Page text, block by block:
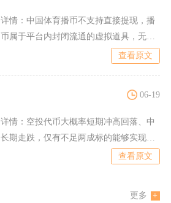
详情： 中国体育播币不支持直接提现，播
币属于平台内封闭流通的虚拟道具，无法
查看原文
06-19
详情： 空投代币大概率短期冲高回落、中
长期走跌，仅有不足两成标的能够实现持
查看原文
更多